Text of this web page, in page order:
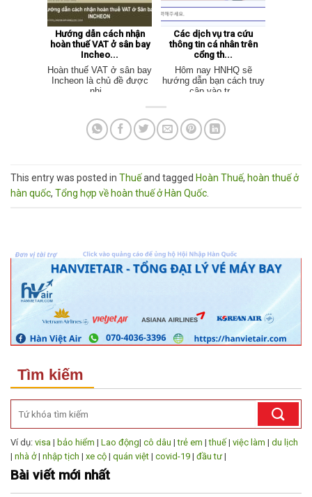
Hướng dẫn cách nhận
hoàn thuế VAT ở sân bay
Incheo...
Hoàn thuế VAT ở sân bay
Incheon là chủ đề được
nhi...
Các dịch vụ tra cứu
thông tin cá nhân trên
cổng th...
Hôm nay HNHQ sẽ
hướng dẫn bạn cách truy
cập vào tr...
This entry was posted in Thuếand tagged Hoàn Thuế, hoàn thuế ở
hàn quốc, Tổng hợp về hoàn thuế ở Hàn Quốc
Tìm kiếm
Ví dụ: visa | bảo hiểm | Lao động| cô dâu |trẻ em |thuế | việc làm | du lịch
| nhà ở| nhập tịch | xe cộ | quán việt | covid-19 | đầu tư |
Bài viết mới nhất